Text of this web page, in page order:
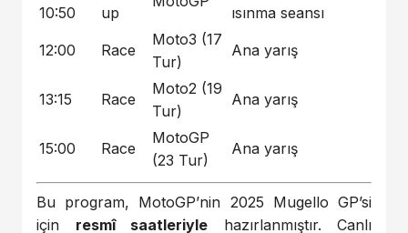
10:50 up ısınma seansı
12:00 Race
Moto3 (17
Tur)
Ana yarış
13:15 Race
Moto2 (19
Tur)
Ana yarış
15:00 Race
MotoGP
(23 Tur)
Ana yarış
Bu program, MotoGP’nin 2025 Mugello GP’si
için resmî saatleriyle hazırlanmıştır. Canlı